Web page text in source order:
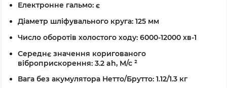
Електронне гальмо: є
Діаметр шліфувального круга: 125 мм
Число оборотів холостого ходу: 6000-12000 хв-1
Середнє значення коригованого
віброприскорення: 3.2 ah, М/с ²
Вага без акумулятора Нетто/Брутто: 1.12/1.3 кг